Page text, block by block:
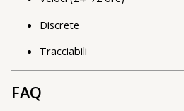
Discrete
Tracciabili
FAQ